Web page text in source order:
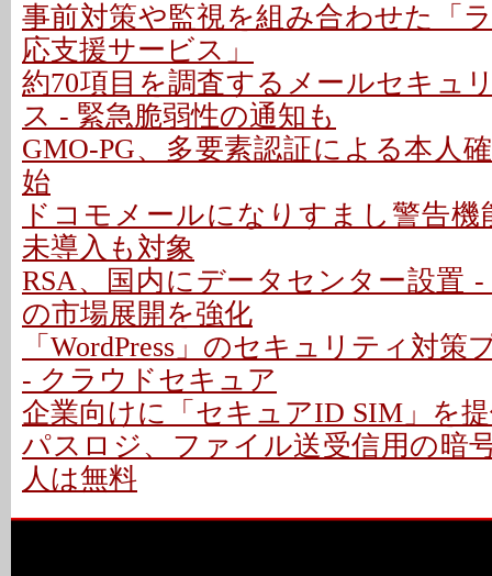
事前対策や監視を組み合わせた「
応支援サービス」
約70項目を調査するメールセキュ
ス - 緊急脆弱性の通知も
GMO-PG、多要素認証による本人
始
ドコモメールになりすまし警告機
未導入も対象
RSA、国内にデータセンター設置
の市場展開を強化
「WordPress」のセキュリティ対策
- クラウドセキュア
企業向けに「セキュアID SIM」を
パスロジ、ファイル送受信用の暗
人は無料